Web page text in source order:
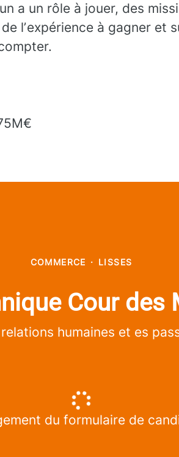
a un rôle à jouer, des
lʼexpérience à gagner et
COMMERCE · LISSES
Cour des
humaines et es
du formulaire de